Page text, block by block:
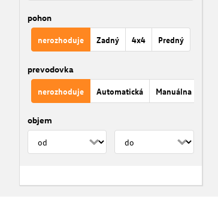
pohon
nerozhoduje Zadný 4x4 Predný
prevodovka
nerozhoduje Automatická Manuálna
objem